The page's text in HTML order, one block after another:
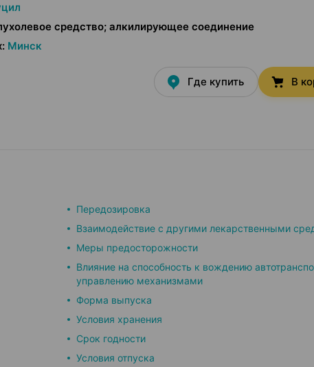
средство; алкилирующее соединение
: Минск
Где купить В
Передозировка
Взаимодействие с другими лекарственными
Меры предосторожности
Влияние на способность к вождению
управлению механизмами
Форма выпуска
Условия хранения
Срок годности
Условия отпуска